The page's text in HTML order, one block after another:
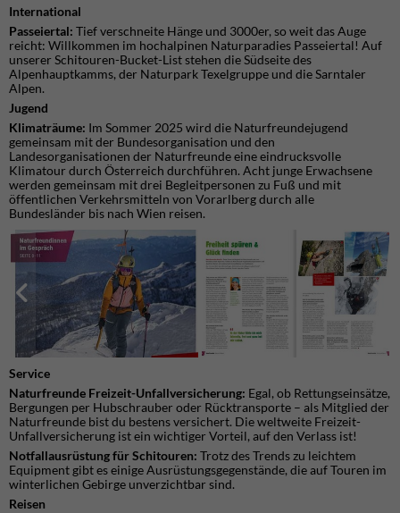
International
Passeiertal: Tief verschneite Hänge und 3000er, so weit das Auge
reicht: Willkommen im hochalpinen Naturparadies Passeiertal! Auf
unserer Schitouren-Bucket-List stehen die Südseite des
Alpenhauptkamms, der Naturpark Texelgruppe und die Sarntaler
Alpen.
Jugend
Klimaträume: Im Sommer 2025 wird die Naturfreundejugend
gemeinsam mit der Bundesorganisation und den
Landesorganisationen der Naturfreunde eine eindrucksvolle
Klimatour durch Österreich durchführen. Acht junge Erwachsene
werden gemeinsam mit drei Begleitpersonen zu Fuß und mit
öffentlichen Verkehrsmitteln von Vorarlberg durch alle
Bundesländer bis nach Wien reisen.
Service
Naturfreunde Freizeit-Unfallversicherung: Egal, ob Rettungseinsätze,
Bergungen per Hubschrauber oder Rücktransporte – als Mitglied der
Naturfreunde bist du bestens versichert. Die weltweite Freizeit-
Unfallversicherung ist ein wichtiger Vorteil, auf den Verlass ist!
Notfallausrüstung für Schitouren: Trotz des Trends zu leichtem
Equipment gibt es einige Ausrüstungsgegenstände, die auf Touren im
winterlichen Gebirge unverzichtbar sind.
Reisen